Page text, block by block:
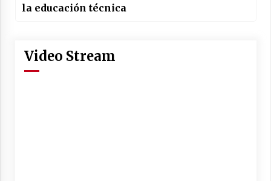
la educación técnica
Video Stream